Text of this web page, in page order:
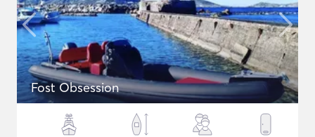
Fost Obsession